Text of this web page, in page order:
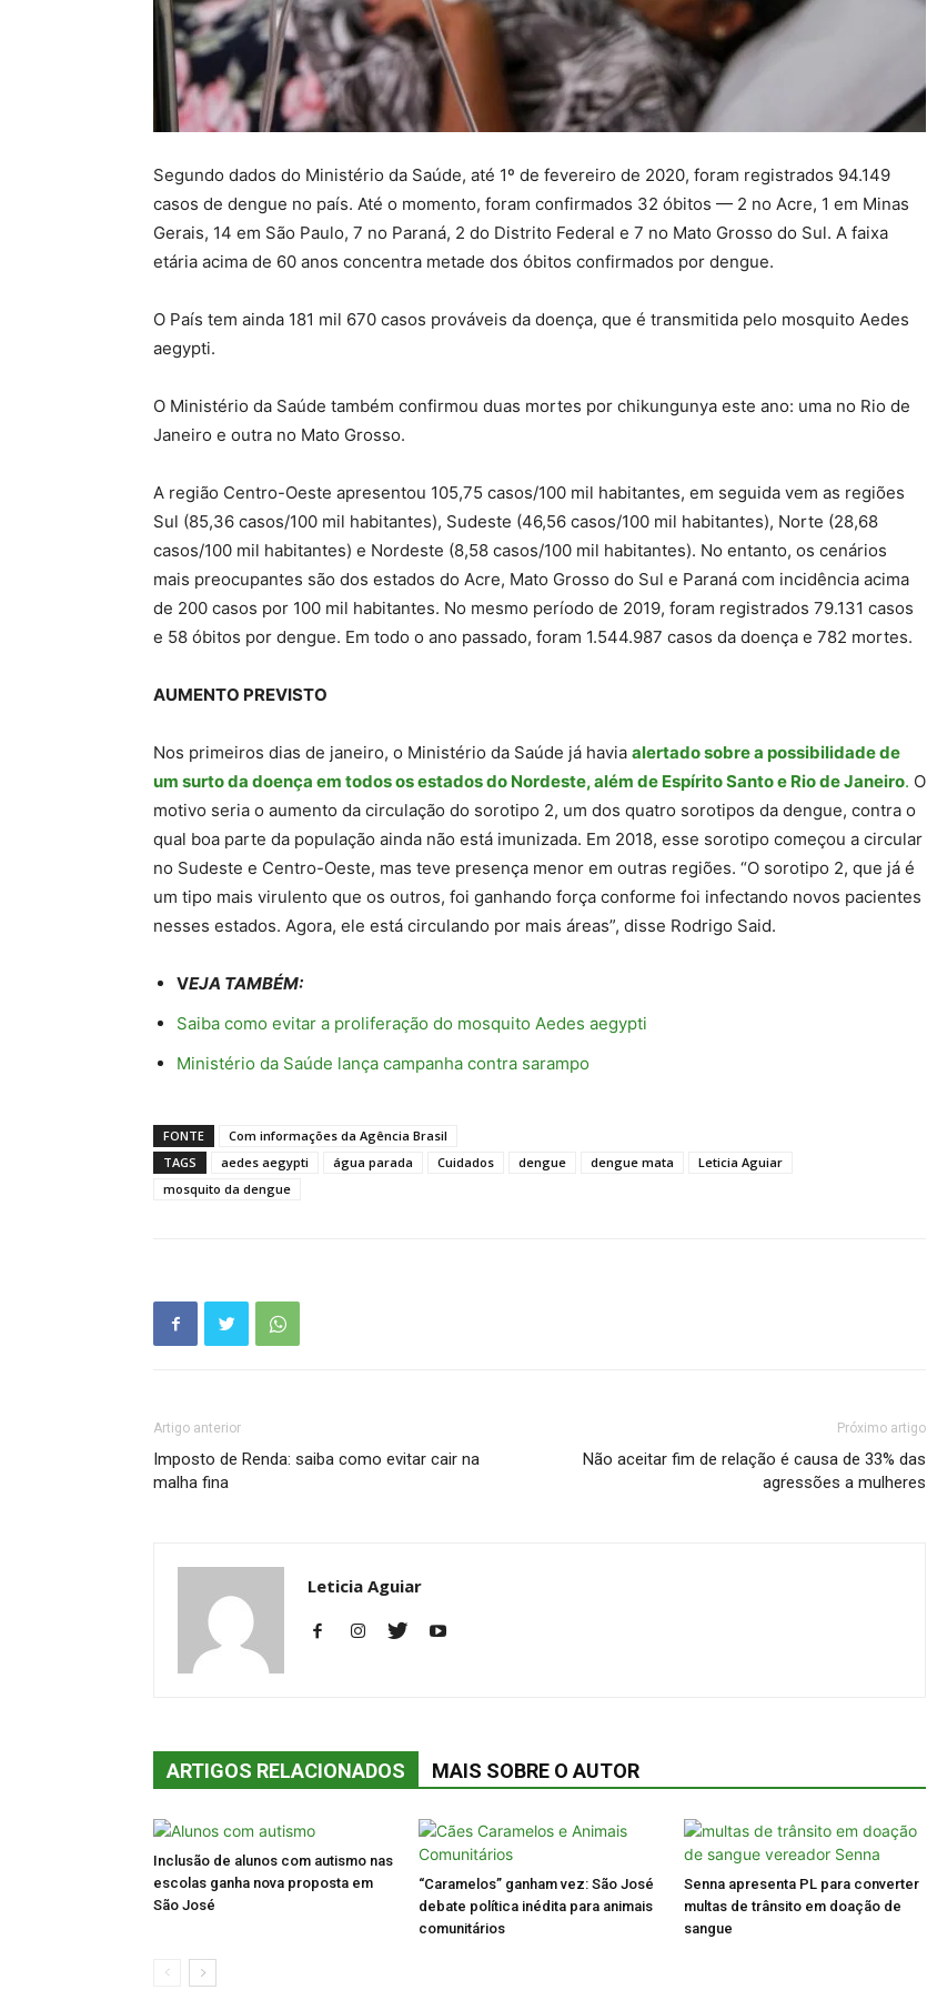
Segundo dados do Ministério da Saúde, até 1º de fevereiro de 2020, foram registrados 94.149
casos de dengue no país. Até o momento, foram confirmados 32 óbitos — 2 no Acre, 1 em Minas
Gerais, 14 em São Paulo, 7 no Paraná, 2 do Distrito Federal e 7 no Mato Grosso do Sul. A faixa
etária acima de 60 anos concentra metade dos óbitos confirmados por dengue.
O País tem ainda 181 mil 670 casos prováveis da doença, que é transmitida pelo mosquito Aedes
aegypti.
O Ministério da Saúde também confirmou duas mortes por chikungunya este ano: uma no Rio de
Janeiro e outra no Mato Grosso.
A região Centro-Oeste apresentou 105,75 casos/100 mil habitantes, em seguida vem as regiões
Sul (85,36 casos/100 mil habitantes), Sudeste (46,56 casos/100 mil habitantes), Norte (28,68
casos/100 mil habitantes) e Nordeste (8,58 casos/100 mil habitantes). No entanto, os cenários
mais preocupantes são dos estados do Acre, Mato Grosso do Sul e Paraná com incidência acima
de 200 casos por 100 mil habitantes. No mesmo período de 2019, foram registrados 79.131 casos
e 58 óbitos por dengue. Em todo o ano passado, foram 1.544.987 casos da doença e 782 mortes.
AUMENTO PREVISTO
Nos primeiros dias de janeiro, o Ministério da Saúde já havia alertado sobre a possibilidade de
um surto da doença em todos os estados do Nordeste, além de Espírito Santo e Rio de Janeiro. O
motivo seria o aumento da circulação do sorotipo 2, um dos quatro sorotipos da dengue, contra o
qual boa parte da população ainda não está imunizada. Em 2018, esse sorotipo começou a circular
no Sudeste e Centro-Oeste, mas teve presença menor em outras regiões. “O sorotipo 2, que já é
um tipo mais virulento que os outros, foi ganhando força conforme foi infectando novos pacientes
nesses estados. Agora, ele está circulando por mais áreas”, disse Rodrigo Said.
VEJA TAMBÉM:
Saiba como evitar a proliferação do mosquito Aedes aegypti
Ministério da Saúde lança campanha contra sarampo
FONTE
Com informações da Agência Brasil
TAGS
aedes aegypti água parada Cuidados dengue dengue mata
Leticia Aguiar
mosquito da dengue
Artigo anterior
Imposto de Renda: saiba como evitar cair na
malha fina
Próximo artigo
Não aceitar fim de relação é causa de 33% das
agressões a mulheres
Leticia Aguiar
ARTIGOS RELACIONADOS MAIS SOBRE O AUTOR
Inclusão de alunos com autismo nas
escolas ganha nova proposta em
São José
“Caramelos” ganham vez: São José
debate política inédita para animais
comunitários
Senna apresenta PL para converter
multas de trânsito em doação de
sangue